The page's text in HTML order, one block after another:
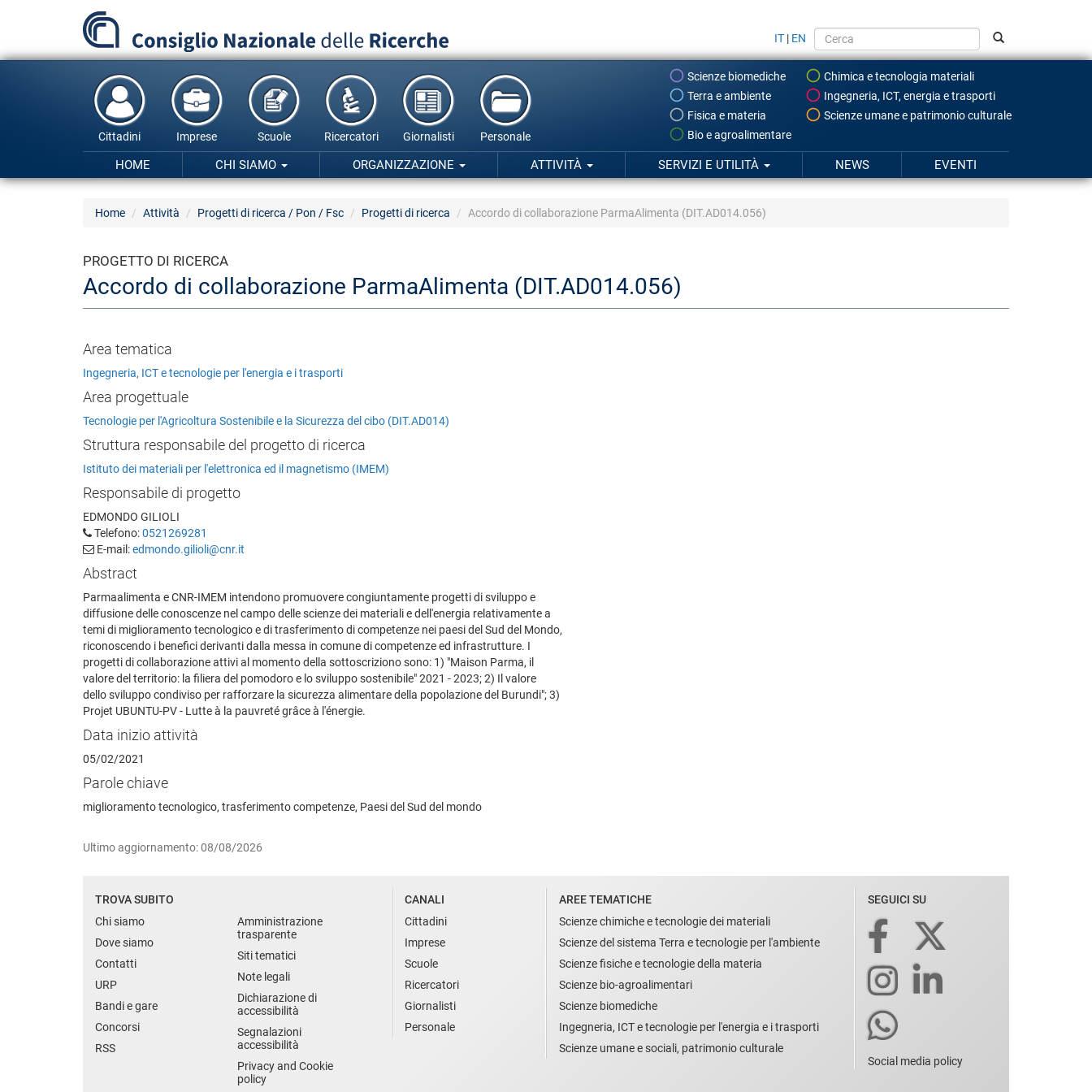
principale
IT | EN
Scienze biomediche
Chimica e tecnologia materiali
Terra e ambiente
Ingegneria, ICT, energia e trasporti
Fisica e materia
Scienze umane e patrimonio culturale
Bio e agroalimentare
Cittadini Imprese Scuole Ricercatori Giornalisti Personale
HOME CHI SIAMO ORGANIZZAZIONE ATTIVITÀ SERVIZI E UTILITÀ NEWS EVENTI
Home Attività Progetti di ricerca / Pon / Fsc Progetti di ricerca Accordo di collaborazione ParmaAlimenta (DIT.AD014.056)
PROGETTO DI RICERCA
Accordo di collaborazione ParmaAlimenta (DIT.AD014.056)
Area tematica
Ingegneria, ICT e tecnologie per l'energia e i trasporti
Area progettuale
Tecnologie per l'Agricoltura Sostenibile e la Sicurezza del cibo (DIT.AD014)
Struttura responsabile del progetto di ricerca
Istituto dei materiali per l'elettronica ed il magnetismo (IMEM)
Responsabile di progetto
EDMONDO GILIOLI
Telefono:0521269281
E-mail:edmondo.gilioli@cnr.it
Abstract
Parmaalimenta e CNR-IMEM intendono promuovere congiuntamente progetti di sviluppo e
diffusione delle conoscenze nel campo delle scienze dei materiali e dell'energia relativamente a
temi di miglioramento tecnologico e di trasferimento di competenze nei paesi del Sud del Mondo,
riconoscendo i benefici derivanti dalla messa in comune di competenze ed infrastrutture. I
progetti di collaborazione attivi al momento della sottoscriziono sono: 1) "Maison Parma, il
valore del territorio: la filiera del pomodoro e lo sviluppo sostenibile" 2021 - 2023; 2) Il valore
dello sviluppo condiviso per rafforzare la sicurezza alimentare della popolazione del Burundi"; 3)
Projet UBUNTU-PV - Lutte à la pauvreté grâce à l'énergie.
Data inizio attività
05/02/2021
Parole chiave
miglioramento tecnologico, trasferimento competenze, Paesi del Sud del mondo
Ultimo aggiornamento: 08/08/2026
TROVA SUBITO
Chi siamo
Dove siamo
Contatti
URP
Bandi e gare
Concorsi
RSS
Amministrazione
trasparente
Siti tematici
Note legali
Dichiarazione di
accessibilità
Segnalazioni
accessibilità
Privacy and Cookie
policy
CANALI
Cittadini
Imprese
Scuole
Ricercatori
Giornalisti
Personale
AREE TEMATICHE
Scienze chimiche e tecnologie dei materiali
Scienze del sistema Terra e tecnologie per l'ambiente
Scienze fisiche e tecnologie della materia
Scienze bio-agroalimentari
Scienze biomediche
Ingegneria, ICT e tecnologie per l'energia e i trasporti
Scienze umane e sociali, patrimonio culturale
SEGUICI SU
Social media policy